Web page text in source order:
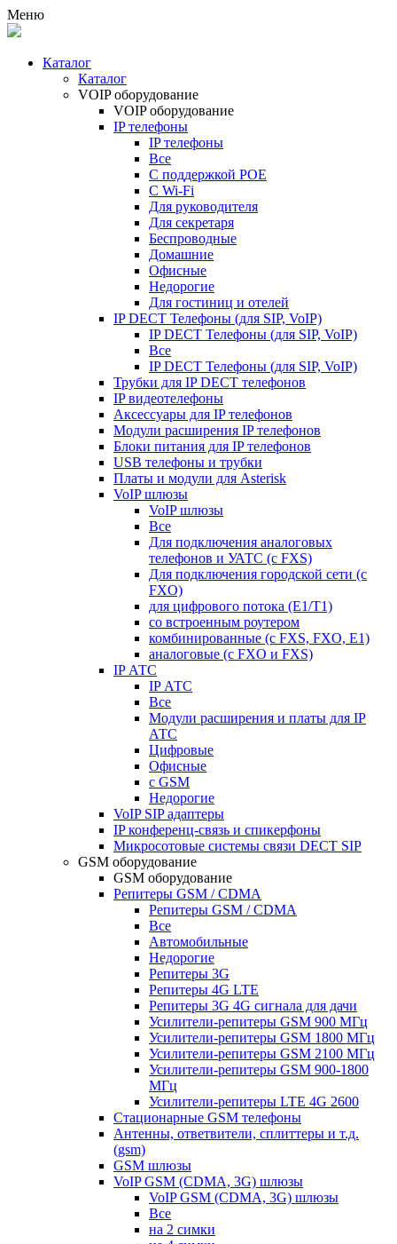
Меню
Каталог
Каталог
VOIP оборудование
VOIP оборудование
IP телефоны
IP телефоны
Все
С поддержкой POE
C Wi-Fi
Для руководителя
Для секретаря
Беспроводные
Домашние
Офисные
Недорогие
Для гостиниц и отелей
IP DECT Телефоны (для SIP, VoIP)
IP DECT Телефоны (для SIP, VoIP)
Все
IP DECT Телефоны (для SIP, VoIP)
Трубки для IP DECT телефонов
IP видеотелефоны
Аксессуары для IP телефонов
Модули расширения IP телефонов
Блоки питания для IP телефонов
USB телефоны и трубки
Платы и модули для Asterisk
VoIP шлюзы
VoIP шлюзы
Все
Для подключения аналоговых
телефонов и УАТС (с FXS)
Для подключения городской сети (с
FXO)
для цифрового потока (E1/T1)
со встроенным роутером
комбинированные (c FXS, FXO, E1)
аналоговые (с FXO и FXS)
IP АТС
IP АТС
Все
Модули расширения и платы для IP
АТС
Цифровые
Офисные
с GSM
Недорогие
VoIP SIP адаптеры
IP конференц-связь и спикерфоны
Микросотовые системы связи DECT SIP
GSM оборудование
GSM оборудование
Репитеры GSM / CDMA
Репитеры GSM / CDMA
Все
Автомобильные
Недорогие
Репитеры 3G
Репитеры 4G LTE
Репитеры 3G 4G сигнала для дачи
Усилители-репитеры GSM 900 МГц
Усилители-репитеры GSM 1800 МГц
Усилители-репитеры GSM 2100 МГц
Усилители-репитеры GSM 900-1800
МГц
Усилители-репитеры LTE 4G 2600
Стационарные GSM телефоны
Антенны, ответвители, сплиттеры и т.д.
(gsm)
GSM шлюзы
VoIP GSM (CDMA, 3G) шлюзы
VoIP GSM (CDMA, 3G) шлюзы
Все
на 2 симки